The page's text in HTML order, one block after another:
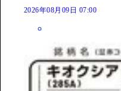
2026年08月09日 07:00